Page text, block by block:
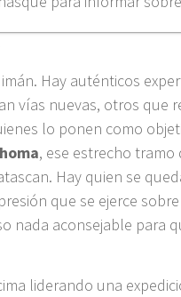
Hay auténticos
vías nuevas, otros que
lo ponen como
, ese estrecho tramo
Hay quien se
que se ejerce
nada aconsejable para
liderando una